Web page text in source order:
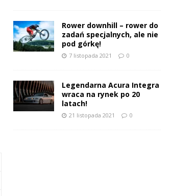
Rower downhill – rower do
zadań specjalnych, ale nie
pod górkę!
7 listopada 2021 0
Legendarna Acura Integra
wraca na rynek po 20
latach!
21 listopada 2021 0